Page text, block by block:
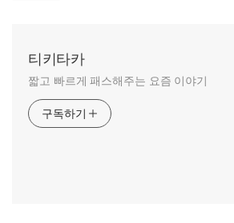
티키타카
짧고 빠르게 패스해주는 요즘 이야기
구독하기